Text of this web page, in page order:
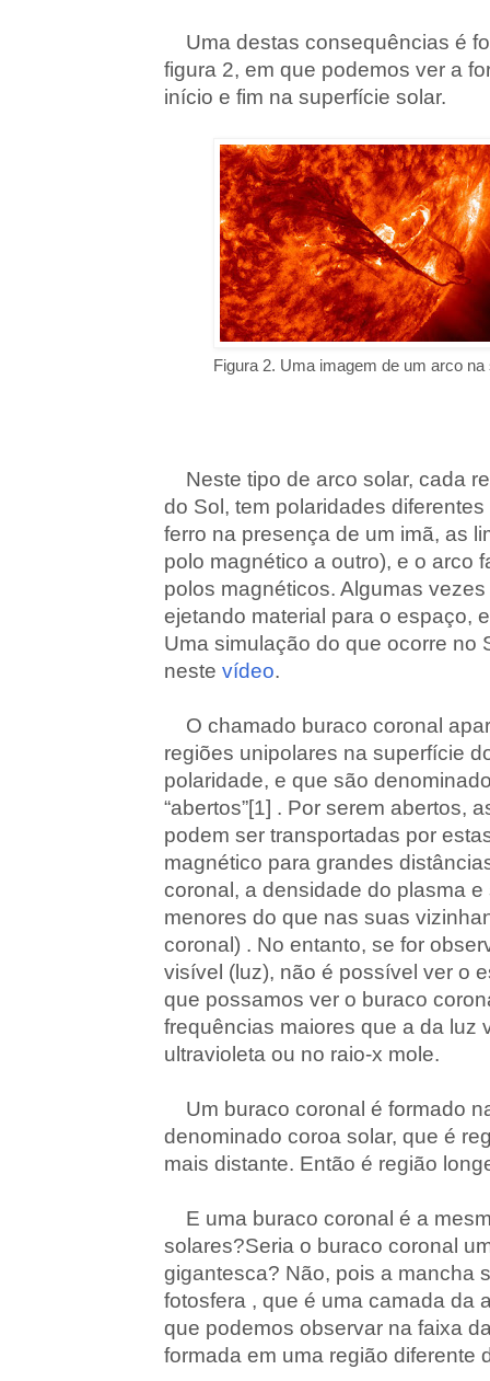
Uma destas consequências é
figura 2, em que podemos ver a
início e fim na superfície solar.
Figura 2. Uma imagem de um arco
Neste tipo de arco solar, cada
do Sol, tem polaridades
ferro na presença de um imã, as
polo magnético a outro), e o arco
polos magnéticos. Algumas
ejetando material para o espaço,
Uma simulação do que ocorre no
neste vídeo.
O chamado buraco coronal
regiões unipolares na superfície
polaridade, e que são
“abertos”[1] . Por serem abertos,
podem ser transportadas por
magnético para grandes
coronal, a densidade do plasma
menores do que nas suas
coronal) . No entanto, se for
visível (luz), não é possível ver o
que possamos ver o buraco
frequências maiores que a da luz
ultravioleta ou no raio-x mole.
Um buraco coronal é formado
denominado coroa solar, que é
mais distante. Então é região
E uma buraco coronal é a
solares?Seria o buraco coronal
gigantesca? Não, pois a mancha
fotosfera , que é uma camada da
que podemos observar na faixa
formada em uma região diferente